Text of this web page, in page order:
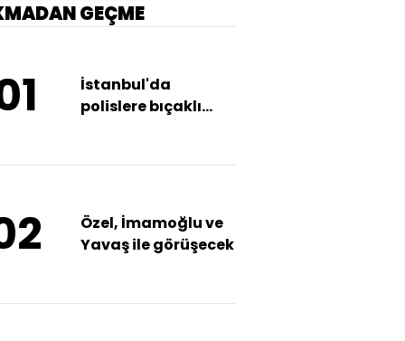
GEÇME
İstanbul'da
polislere bıçaklı
Özel, İmamoğlu ve
Yavaş ile görüşecek